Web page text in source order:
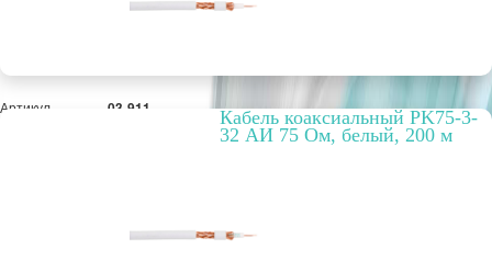
Артикул 03-911
16,78 руб.
Кабель коаксиальный PK75-3-
32 АИ 75 Ом, белый, 200 м